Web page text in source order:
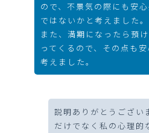
ので、不景気の際にも安
ではないかと考えました。
また、満期になったら預
ってくるので、その点も
考えました。
説明ありがとうござい
だけでなく私の心理的